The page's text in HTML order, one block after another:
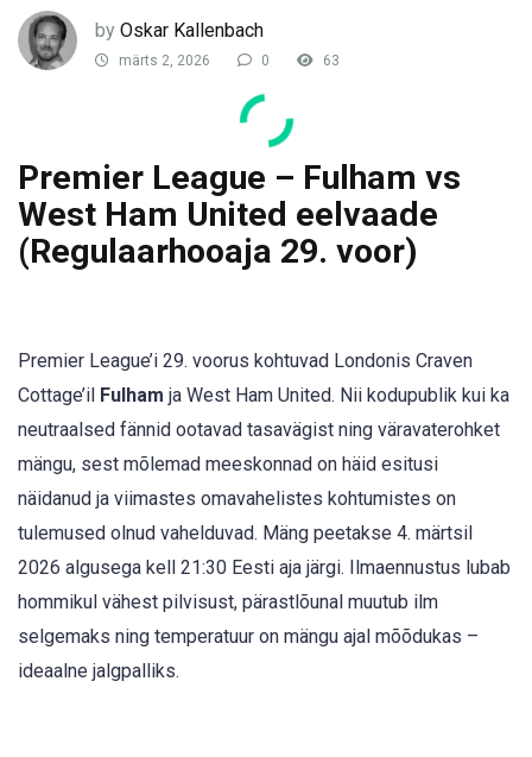
by Oskar Kallenbach
märts 2, 2026 0 63
Premier League – Fulham vs
West Ham United eelvaade
(Regulaarhooaja 29. voor)
Premier League’i 29. voorus kohtuvad Londonis Craven
Cottage’il Fulham ja West Ham United. Nii kodupublik kui ka
neutraalsed fännid ootavad tasavägist ning väravaterohket
mängu, sest mõlemad meeskonnad on häid esitusi
näidanud ja viimastes omavahelistes kohtumistes on
tulemused olnud vahelduvad. Mäng peetakse 4. märtsil
2026 algusega kell 21:30 Eesti aja järgi. Ilmaennustus lubab
hommikul vähest pilvisust, pärastlõunal muutub ilm
selgemaks ning temperatuur on mängu ajal mõõdukas –
ideaalne jalgpalliks.